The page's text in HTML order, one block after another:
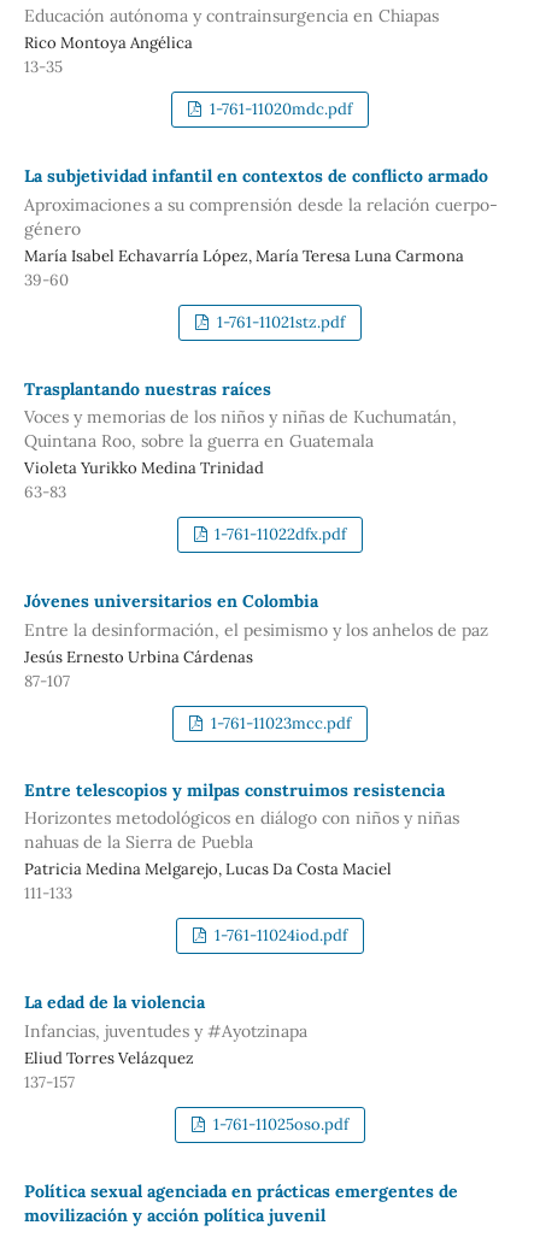
Educación autónoma y contrainsurgencia en Chiapas
Rico Montoya Angélica
13-35
1-761-11020mdc.pdf
La subjetividad infantil en contextos de conflicto armado
Aproximaciones a su comprensión desde la relación cuerpo-
género
María Isabel Echavarría López, María Teresa Luna Carmona
39-60
1-761-11021stz.pdf
Trasplantando nuestras raíces
Voces y memorias de los niños y niñas de Kuchumatán,
Quintana Roo, sobre la guerra en Guatemala
Violeta Yurikko Medina Trinidad
63-83
1-761-11022dfx.pdf
Jóvenes universitarios en Colombia
Entre la desinformación, el pesimismo y los anhelos de paz
Jesús Ernesto Urbina Cárdenas
87-107
1-761-11023mcc.pdf
Entre telescopios y milpas construimos resistencia
Horizontes metodológicos en diálogo con niños y niñas
nahuas de la Sierra de Puebla
Patricia Medina Melgarejo, Lucas Da Costa Maciel
111-133
1-761-11024iod.pdf
La edad de la violencia
Infancias, juventudes y #Ayotzinapa
Eliud Torres Velázquez
137-157
1-761-11025oso.pdf
Política sexual agenciada en prácticas emergentes de
movilización y acción política juvenil